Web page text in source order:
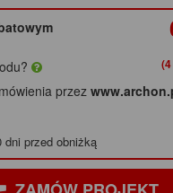
przez
przed obniżką